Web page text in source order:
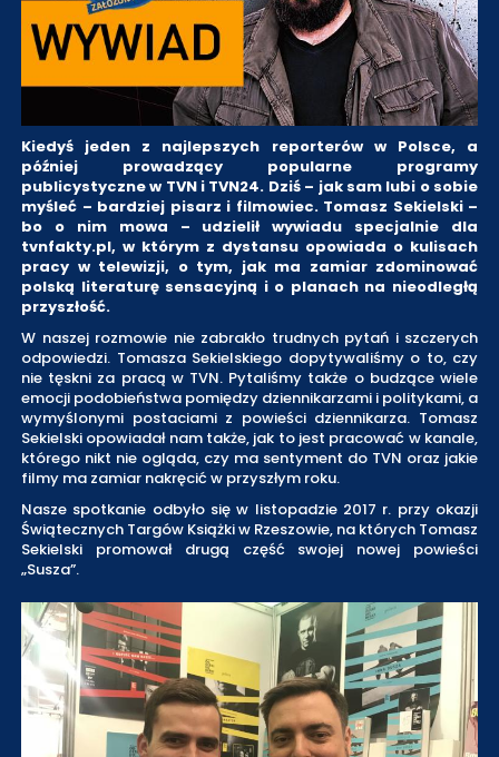
Kiedyś jeden z najlepszych reporterów w Polsce, a
później prowadzący popularne programy
publicystyczne w TVN i TVN24. Dziś – jak sam lubi o sobie
myśleć – bardziej pisarz i filmowiec. Tomasz Sekielski –
bo o nim mowa – udzielił wywiadu specjalnie dla
tvnfakty.pl, w którym z dystansu opowiada o kulisach
pracy w telewizji, o tym, jak ma zamiar zdominować
polską literaturę sensacyjną i o planach na nieodległą
przyszłość.
W naszej rozmowie nie zabrakło trudnych pytań i szczerych
odpowiedzi. Tomasza Sekielskiego dopytywaliśmy o to, czy
nie tęskni za pracą w TVN. Pytaliśmy także o budzące wiele
emocji podobieństwa pomiędzy dziennikarzami i politykami, a
wymyślonymi postaciami z powieści dziennikarza. Tomasz
Sekielski opowiadał nam także, jak to jest pracować w kanale,
którego nikt nie ogląda, czy ma sentyment do TVN oraz jakie
filmy ma zamiar nakręcić w przyszłym roku.
Nasze spotkanie odbyło się w listopadzie 2017 r. przy okazji
Świątecznych Targów Książki w Rzeszowie, na których Tomasz
Sekielski promował drugą część swojej nowej powieści
„Susza”.